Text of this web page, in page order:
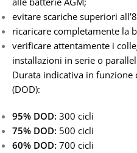
evitare scariche superiori
ricaricare completamente la
verificare attentamente i
installazioni in serie o
Durata indicativa in
(DOD):
95% DOD: 300 cicli
75% DOD: 500 cicli
60% DOD: 700 cicli